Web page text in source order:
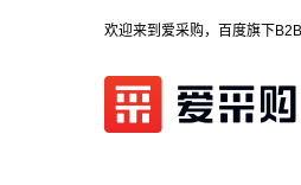
欢迎来到爱采购，百度旗下